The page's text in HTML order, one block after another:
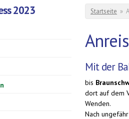
2023 Sie
Startseite »
Mit der
bis
dort auf dem
Wenden.
Nach